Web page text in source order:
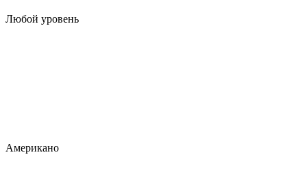
Любой уровень
Американо